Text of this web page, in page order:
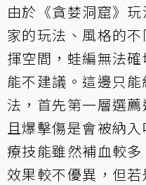
由於《貪婪洞窟》
家的玩法、風格的
揮空間，蛙編無法
能不建議。這邊只
法，首先第一層選
且爆擊傷是會被納
療技能雖然補血較
效果較不優異，但